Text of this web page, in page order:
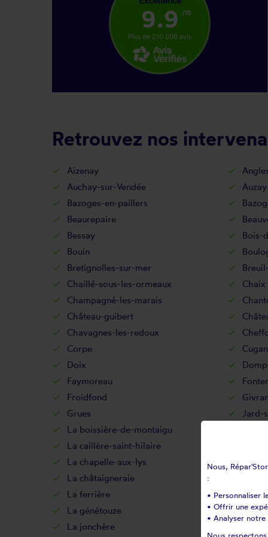
9.9 /10
Plus de 210 000 avis
Retrouvez nos
Aizenay
Auchay-sur-Vendée
Auzay
Bazoges-en-paillers
Beaurepaire
Bessay
Bois-
Bouin
Bretignolles-sur-mer
Chaillé-sous-les-ormeaux
Chaix
Champagné-les-marais
Château-guibert
Chavagnes-les-redoux
Corpe
Doix
Faymoreau
Froidfond
Grues
Jard-
La boissière-de-montaigu
La caillère-saint-hilaire
La
La chapelle-aux-lys
La
La châtaigneraie
La ferrière
La
La génétouze
La
La jonchère
Nous,
:
• Personnaliser
• Offrir une
• Analyser notre